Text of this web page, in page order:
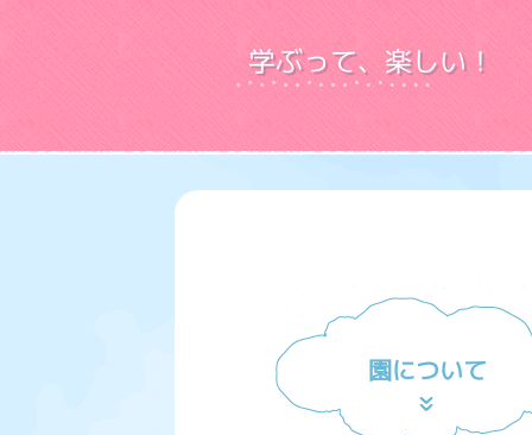
学ぶって、楽しい！
園について